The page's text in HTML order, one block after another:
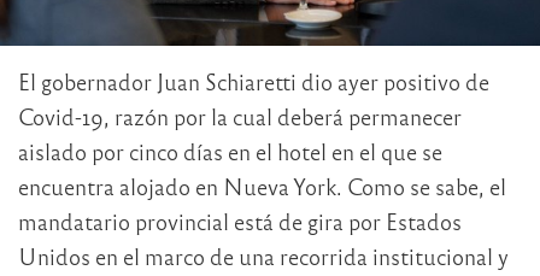
El gobernador Juan Schiaretti dio ayer positivo de
Covid-19, razón por la cual deberá permanecer
aislado por cinco días en el hotel en el que se
encuentra alojado en Nueva York. Como se sabe, el
mandatario provincial está de gira por Estados
Unidos en el marco de una recorrida institucional y